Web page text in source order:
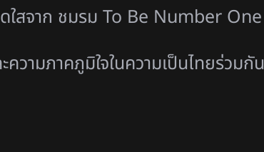
ใสจาก ชมรม To Be Number One
วามภาคภูมิใจในความเป็นไทยร่วมกัน